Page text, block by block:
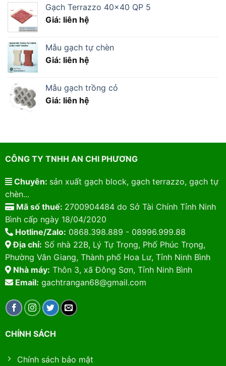
Gạch Terrazzo 40×40 QP 5
Giá: liên hệ
Mẫu gạch tự chèn
Giá: liên hệ
Mẫu gạch trồng cỏ
Giá: liên hệ
CÔNG TY TNHH AN CHI PHƯƠNG
Chuyên: sản xuất gạch block, gạch terrazzo, gạch tự
chèn...
Mã số thuế: 2700904484 do Sở Tài Chính Tỉnh Ninh
Bình cấp ngày 18/04/2020
Hotline/Zalo: 0868.398.889 - 08996.999.88
Địa chỉ: Số nhà 22B, Lý Tự Trọng, Phố Phúc Trọng,
Phường Vân Giang, Thành phố Hoa Lư, Tỉnh Ninh Bình
Nhà máy: Thôn 3, xã Đông Sơn, Tỉnh Ninh Bình
Email: gachtrangan68@gmail.com
CHÍNH SÁCH
Chính sách bảo mật